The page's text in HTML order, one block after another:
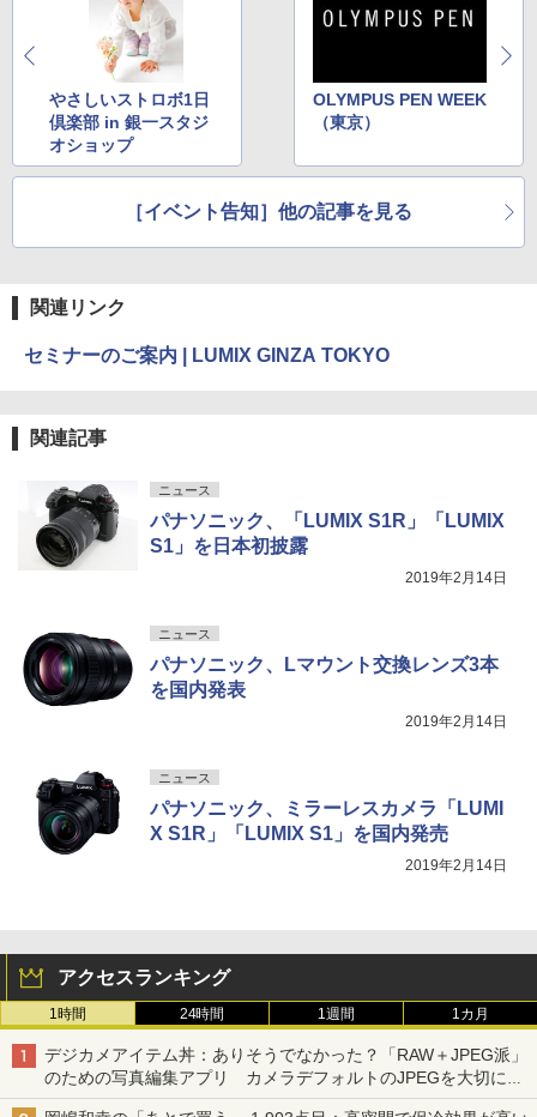
やさしいストロボ1日
倶楽部 in 銀一スタジ
オショップ
OLYMPUS PEN WEEK
（東京）
［イベント告知］他の記事を見る
関連リンク
セミナーのご案内 | LUMIX GINZA TOKYO
関連記事
ニュース
パナソニック、「LUMIX S1R」「LUMIX
S1」を日本初披露
2019年2月14日
ニュース
パナソニック、Lマウント交換レンズ3本
を国内発表
2019年2月14日
ニュース
パナソニック、ミラーレスカメラ「LUMI
X S1R」「LUMIX S1」を国内発売
2019年2月14日
アクセスランキング
1時間 24時間 1週間 1カ月
デジカメアイテム丼：ありそうでなかった？「RAW＋JPEG派」
のための写真編集アプリ カメラデフォルトのJPEGを大切にす
る「Filmator」